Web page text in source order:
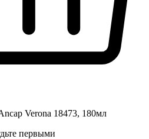
Verona 18473, 180мл
первыми